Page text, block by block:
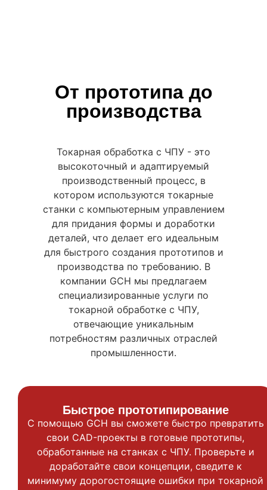
От прототипа до
производства
Токарная обработка с ЧПУ - это
высокоточный и адаптируемый
производственный процесс, в
котором используются токарные
станки с компьютерным управлением
для придания формы и доработки
деталей, что делает его идеальным
для быстрого создания прототипов и
производства по требованию. В
компании GCH мы предлагаем
специализированные услуги по
токарной обработке с ЧПУ,
отвечающие уникальным
потребностям различных отраслей
промышленности.
Быстрое прототипирование
С помощью GCH вы сможете быстро превратить
свои CAD-проекты в готовые прототипы,
обработанные на станках с ЧПУ. Проверьте и
доработайте свои концепции, сведите к
минимуму дорогостоящие ошибки при токарной